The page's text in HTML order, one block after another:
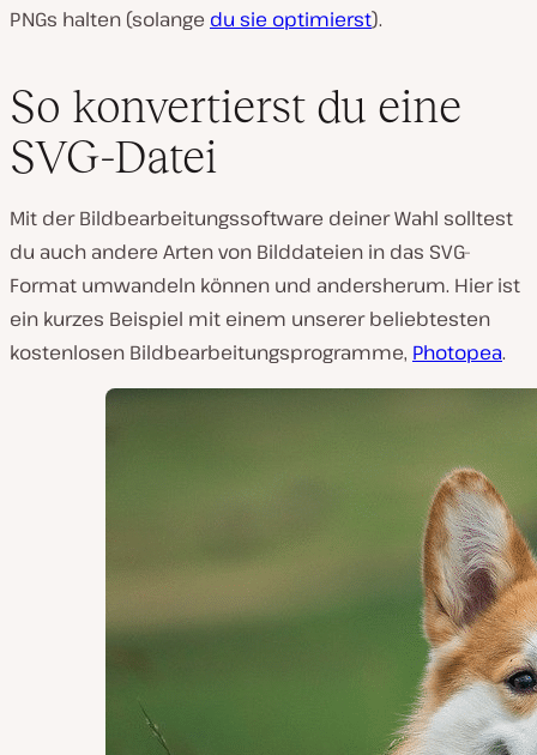
PNGs halten (solange du sie optimierst).
So konvertierst du eine
SVG-Datei
Mit der Bildbearbeitungssoftware deiner Wahl solltest
du auch andere Arten von Bilddateien in das SVG-
Format umwandeln können und andersherum. Hier ist
ein kurzes Beispiel mit einem unserer beliebtesten
kostenlosen Bildbearbeitungsprogramme, Photopea.